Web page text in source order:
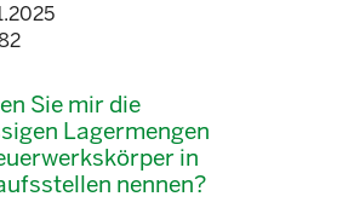
Sie mir die
Lagermengen
in
nennen?